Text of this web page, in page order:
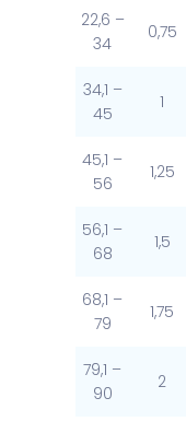
22,6 –
34
0,75
34,1 –
45
1
45,1 –
56
1,25
56,1 –
68
1,5
68,1 –
79
1,75
79,1 –
90
2